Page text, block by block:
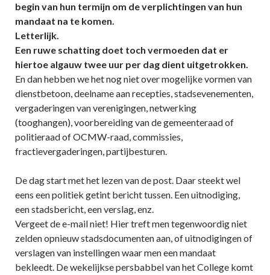
begin van hun termijn om de verplichtingen van hun
mandaat na te komen.
Letterlijk.
Een ruwe schatting doet toch vermoeden dat er
hiertoe algauw twee uur per dag dient uitgetrokken.
En dan hebben we het nog niet over mogelijke vormen van
dienstbetoon, deelname aan recepties, stadsevenementen,
vergaderingen van verenigingen, netwerking
(tooghangen), voorbereiding van de gemeenteraad of
politieraad of OCMW-raad, commissies,
fractievergaderingen, partijbesturen.
De dag start met het lezen van de post. Daar steekt wel
eens een politiek getint bericht tussen. Een uitnodiging,
een stadsbericht, een verslag, enz.
Vergeet de e-mail niet! Hier treft men tegenwoordig niet
zelden opnieuw stadsdocumenten aan, of uitnodigingen of
verslagen van instellingen waar men een mandaat
bekleedt. De wekelijkse persbabbel van het College komt